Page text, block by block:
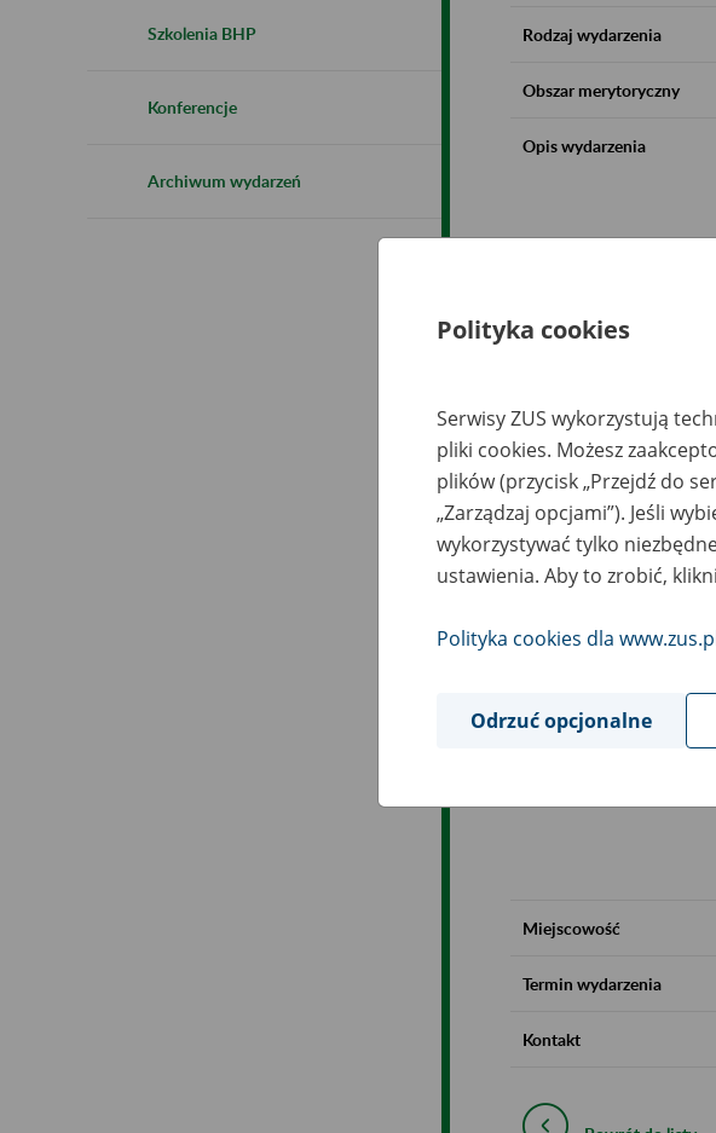
Szkolenia BHP
Konferencje
Archiwum wydarzeń
Rodzaj wydarzenia
Obszar merytoryczny
Opis wydarzenia
Miejscowość
Termin wydarzenia
Kontakt
Polityka cookies
Serwisy ZUS wykorzystują
pliki cookies. Możesz
plików (przycisk „Przejdź do
„Zarządzaj opcjami”). Jeśli
wykorzystywać tylko
ustawienia. Aby to zrobić,
Polityka cookies dla
Odrzuć opcjonalne